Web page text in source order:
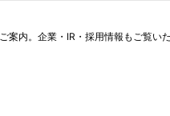
内。企業・IR・採用情報もご覧い